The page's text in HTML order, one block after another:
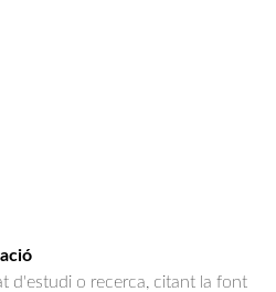
d'estudi o recerca, citant la font